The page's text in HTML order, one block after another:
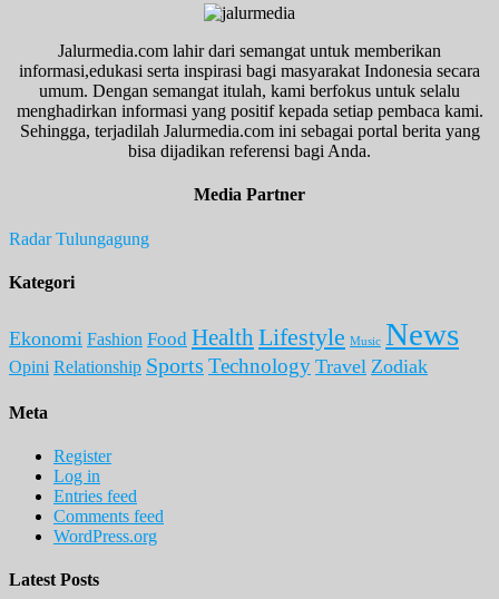
Jalurmedia.com lahir dari semangat untuk memberikan
informasi,edukasi serta inspirasi bagi masyarakat Indonesia secara
umum. Dengan semangat itulah, kami berfokus untuk selalu
menghadirkan informasi yang positif kepada setiap pembaca kami.
Sehingga, terjadilah Jalurmedia.com ini sebagai portal berita yang
bisa dijadikan referensi bagi Anda.
Media Partner
Radar Tulungagung
Kategori
Ekonomi Fashion Food Health Lifestyle Music News
Opini Relationship Sports Technology Travel Zodiak
Meta
Register
Log in
Entries feed
Comments feed
WordPress.org
Latest Posts